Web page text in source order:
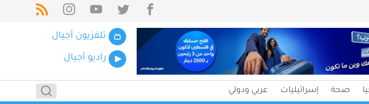
تلفزيون أجيال
راديو أجيال
صحة إسرائيليات عربي ودولي